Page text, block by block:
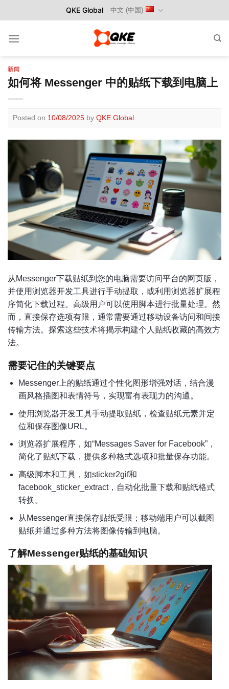
to
QKE Global 中文 (中国)
新闻
如何将 Messenger 中的贴纸下载到电脑上
Posted on 10/08/2025 by QKE Global
从Messenger下载贴纸到您的电脑需要访问平台的网页版，
并使用浏览器开发工具进行手动提取，或利用浏览器扩展程
序简化下载过程。高级用户可以使用脚本进行批量处理。然
而，直接保存选项有限，通常需要通过移动设备访问和间接
传输方法。探索这些技术将揭示构建个人贴纸收藏的高效方
法。
需要记住的关键要点
Messenger上的贴纸通过个性化图形增强对话，结合漫
画风格插图和表情符号，实现富有表现力的沟通。
使用浏览器开发工具手动提取贴纸，检查贴纸元素并定
位和保存图像URL。
浏览器扩展程序，如“Messages Saver for Facebook”，
简化了贴纸下载，提供多种格式选项和批量保存功能。
高级脚本和工具，如sticker2gif和
facebook_sticker_extract，自动化批量下载和贴纸格式
转换。
从Messenger直接保存贴纸受限；移动端用户可以截图
贴纸并通过多种方法将图像传输到电脑。
了解Messenger贴纸的基础知识